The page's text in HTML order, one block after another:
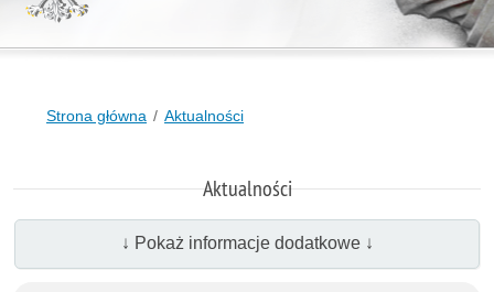
Strona główna Aktualności
Aktualności
↓ Pokaż informacje dodatkowe ↓